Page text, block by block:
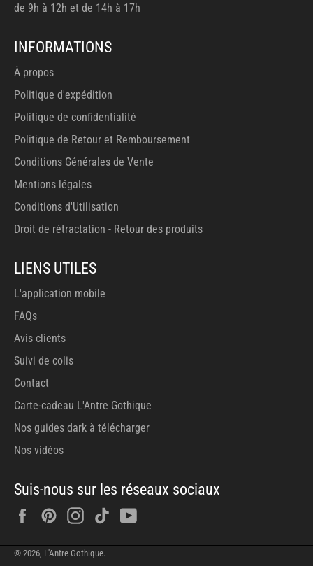
de 9h à 12h et de 14h à 17h
INFORMATIONS
À propos
Politique d'expédition
Politique de confidentialité
Politique de Retour et Remboursement
Conditions Générales de Vente
Mentions légales
Conditions d'Utilisation
Droit de rétractation - Retour des produits
LIENS UTILES
L'application mobile
FAQs
Avis clients
Suivi de colis
Contact
Carte-cadeau L'Antre Gothique
Nos guides dark à télécharger
Nos vidéos
Suis-nous sur les réseaux sociaux
FacebookPinterestInstagram
Tiktok
© 2026, L'Antre Gothique.